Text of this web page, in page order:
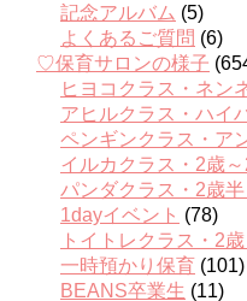
記念アルバム (5)
よくあるご質問 (6)
♡保育サロンの様子
ヒヨコクラス・ネン
アヒルクラス・ハイ
ペンギンクラス・ア
イルカクラス・2歳
パンダクラス・2歳
1dayイベント (78)
トイトレクラス・2
一時預かり保育 (101)
BEANS卒業生 (11)